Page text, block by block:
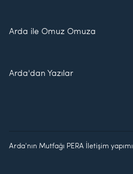
Arda ile Omuz Omuza
Arda'dan Yazılar
Arda'nın Mutfağı PERA İletişim